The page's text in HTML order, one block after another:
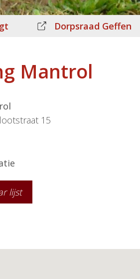
Dorpsraad Geffen
Mantrol
15
lijst